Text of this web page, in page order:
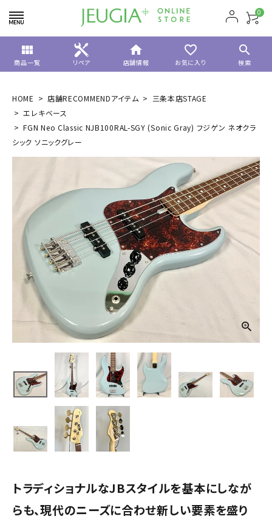
0
view_module
商品一覧 リペア
home
店舗情報
favorite_border
お気に入り
search
検索
HOME 店舗RECOMMENDアイテム
三条本店STAGE
エレキベース
FGN Neo Classic NJB100RAL-SGY (Sonic Gray) フジゲン ネオクラ
シック ソニックグレー
トラディショナルなJBスタイルを基本にしなが
らも、現代のニーズに合わせ新しい要素を盛り